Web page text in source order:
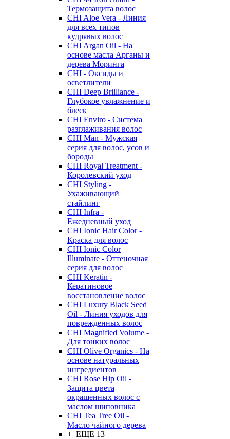
Термозащита волос
CHI Aloe Vera - Линия
для всех типов
кудрявых волос
CHI Argan Oil - На
основе масла Арганы и
дерева Моринга
CHI - Оксиды и
осветлители
CHI Deep Brilliance -
Глубокое увлажнение и
блеск
CHI Enviro - Система
разглаживания волос
CHI Man - Мужская
серия для волос, усов и
бороды
CHI Royal Treatment -
Королевский уход
CHI Styling -
Ухаживающий
стайлинг
CHI Infra -
Ежедневный уход
CHI Ionic Hair Color -
Краска для волос
CHI Ionic Color
Illuminate - Оттеночная
серия для волос
CHI Keratin -
Кератиновое
восстановление волос
CHI Luxury Black Seed
Oil - Линия уходов для
поврежденных волос
CHI Magnified Volume -
Для тонких волос
CHI Olive Organics - На
основе натуральных
ингредиентов
CHI Rose Hip Oil -
Защита цвета
окрашенных волос с
маслом шиповника
CHI Tea Tree Oil -
Масло чайного дерева
+ ЕЩЕ 13